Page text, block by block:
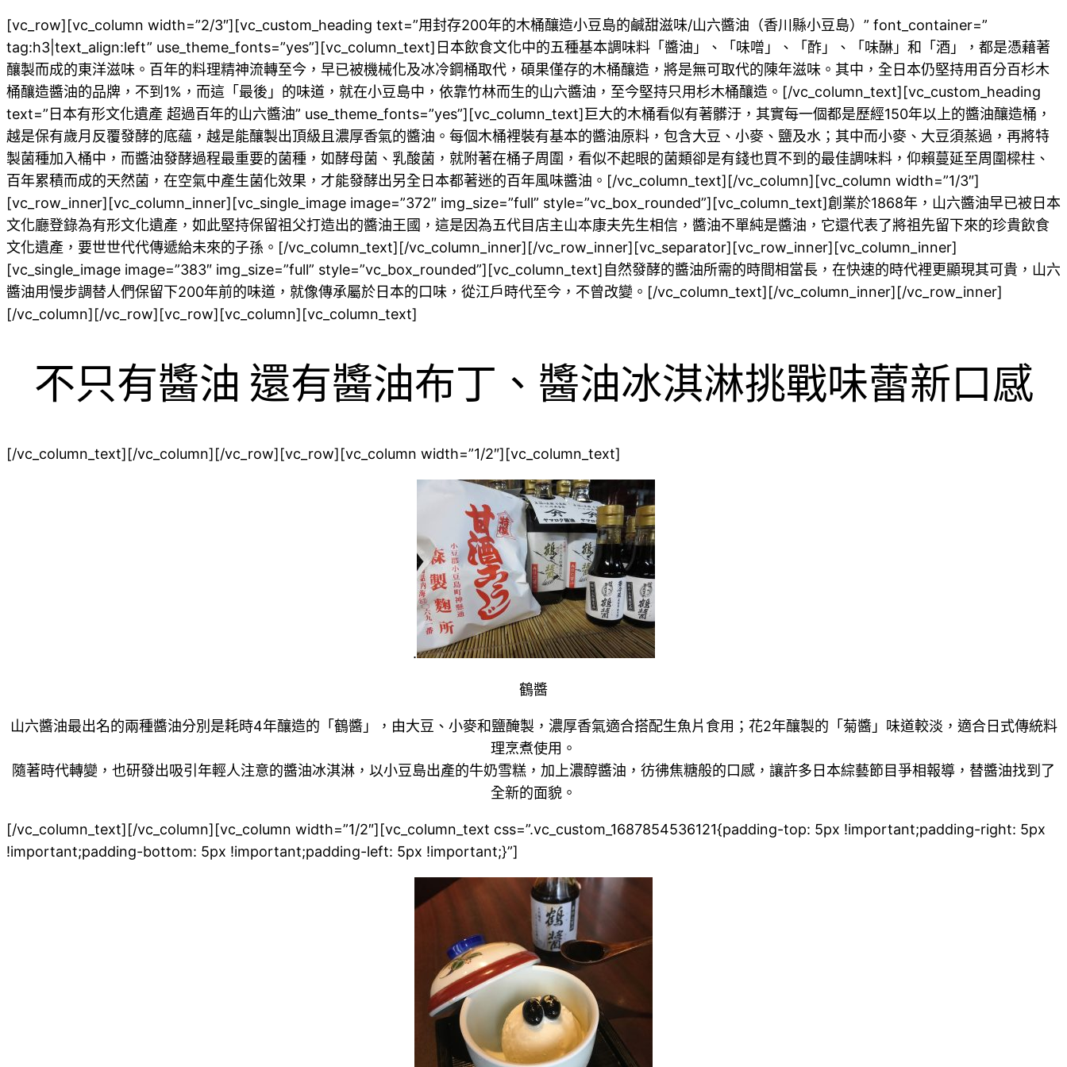
[vc_row][vc_column width=”2/3″][vc_custom_heading text=”用封存200年的木桶釀造小豆島的鹹甜滋味/山六醬油（香川縣小豆島）” font_container=”
tag:h3|text_align:left” use_theme_fonts=”yes”][vc_column_text]日本飲食文化中的五種基本調味料「醬油」、「味噌」、「酢」、「味醂」和「酒」，都是憑藉著
釀製而成的東洋滋味。百年的料理精神流轉至今，早已被機械化及冰冷鋼桶取代，碩果僅存的木桶釀造，將是無可取代的陳年滋味。其中，全日本仍堅持用百分百杉木
桶釀造醬油的品牌，不到1%，而這「最後」的味道，就在小豆島中，依靠竹林而生的山六醬油，至今堅持只用杉木桶釀造。[/vc_column_text][vc_custom_heading
text=”日本有形文化遺產 超過百年的山六醬油” use_theme_fonts=”yes”][vc_column_text]巨大的木桶看似有著髒汙，其實每一個都是歷經150年以上的醬油釀造桶，
越是保有歲月反覆發酵的底蘊，越是能釀製出頂級且濃厚香氣的醬油。每個木桶裡裝有基本的醬油原料，包含大豆、小麥、鹽及水；其中而小麥、大豆須蒸過，再將特
製菌種加入桶中，而醬油發酵過程最重要的菌種，如酵母菌、乳酸菌，就附著在桶子周圍，看似不起眼的菌類卻是有錢也買不到的最佳調味料，仰賴蔓延至周圍樑柱、
百年累積而成的天然菌，在空氣中產生菌化效果，才能發酵出另全日本都著迷的百年風味醬油。[/vc_column_text][/vc_column][vc_column width=”1/3″]
[vc_row_inner][vc_column_inner][vc_single_image image=”372″ img_size=”full” style=”vc_box_rounded”][vc_column_text]創業於1868年，山六醬油早已被日本
文化廳登錄為有形文化遺產，如此堅持保留祖父打造出的醬油王國，這是因為五代目店主山本康夫先生相信，醬油不單純是醬油，它還代表了將祖先留下來的珍貴飲食
文化遺產，要世世代代傳遞給未來的子孫。[/vc_column_text][/vc_column_inner][/vc_row_inner][vc_separator][vc_row_inner][vc_column_inner]
[vc_single_image image=”383″ img_size=”full” style=”vc_box_rounded”][vc_column_text]自然發酵的醬油所需的時間相當長，在快速的時代裡更顯現其可貴，山六
醬油用慢步調替人們保留下200年前的味道，就像傳承屬於日本的口味，從江戶時代至今，不曾改變。[/vc_column_text][/vc_column_inner][/vc_row_inner]
[/vc_column][/vc_row][vc_row][vc_column][vc_column_text]
不只有醬油 還有醬油布丁、醬油冰淇淋挑戰味蕾新口感
[/vc_column_text][/vc_column][/vc_row][vc_row][vc_column width=”1/2″][vc_column_text]
.
鶴醬
山六醬油最出名的兩種醬油分別是耗時4年釀造的「鶴醬」，由大豆、小麥和鹽醃製，濃厚香氣適合搭配生魚片食用；花2年釀製的「菊醬」味道較淡，適合日式傳統料
理烹煮使用。
隨著時代轉變，也研發出吸引年輕人注意的醬油冰淇淋，以小豆島出產的牛奶雪糕，加上濃醇醬油，彷彿焦糖般的口感，讓許多日本綜藝節目爭相報導，替醬油找到了
全新的面貌。
[/vc_column_text][/vc_column][vc_column width=”1/2″][vc_column_text css=”.vc_custom_1687854536121{padding-top: 5px !important;padding-right: 5px
!important;padding-bottom: 5px !important;padding-left: 5px !important;}”]